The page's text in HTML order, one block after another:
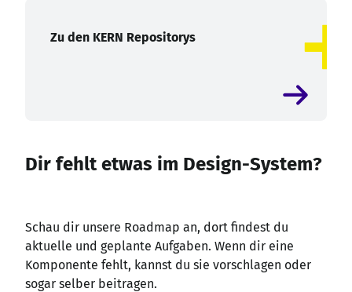
Zu den KERN Repositorys
Dir fehlt etwas im Design-System?
Schau dir unsere Roadmap an, dort findest du
aktuelle und geplante Aufgaben. Wenn dir eine
Komponente fehlt, kannst du sie vorschlagen oder
sogar selber beitragen.